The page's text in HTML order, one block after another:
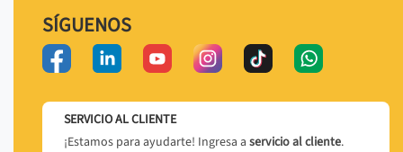
SÍGUENOS
SERVICIO AL CLIENTE
¡Estamos para ayudarte! Ingresa a servicio al cliente.